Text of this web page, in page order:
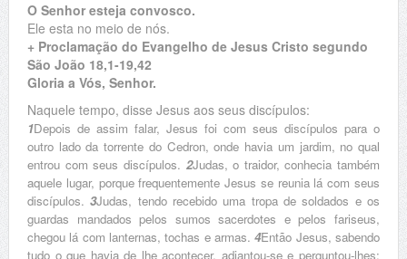
O Senhor esteja convosco.
Ele esta no meio de nós.
+ Proclamação do Evangelho de Jesus Cristo segundo
São João 18,1-19,42
Gloria a Vós, Senhor.
Naquele tempo, disse Jesus aos seus discípulos:
1Depois de assim falar, Jesus foi com seus discípulos para o
outro lado da torrente do Cedron, onde havia um jardim, no qual
entrou com seus discípulos. 2Judas, o traidor, conhecia também
aquele lugar, porque frequentemente Jesus se reunia lá com seus
discípulos.3Judas, tendo recebido uma tropa de soldados e os
guardas mandados pelos sumos sacerdotes e pelos fariseus,
chegou lá com lanternas, tochas e armas.4Então Jesus, sabendo
tudo o que havia de lhe acontecer, adiantou-se e perguntou-lhes: